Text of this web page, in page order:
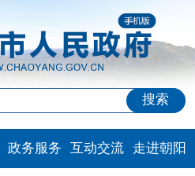
搜索
政务服务 互动交流 走进朝阳